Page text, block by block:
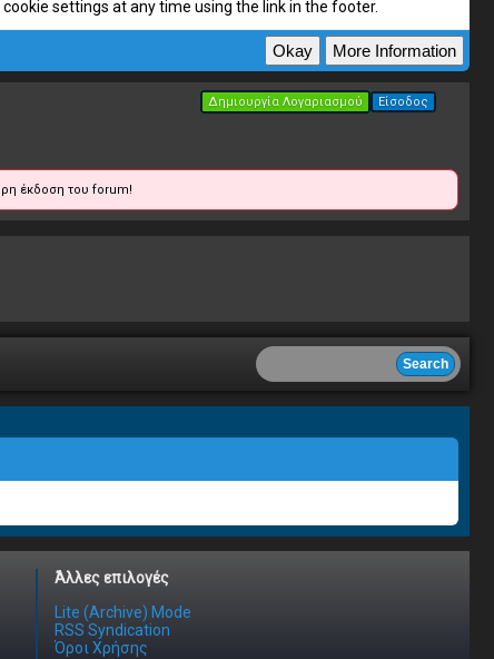
settings at any time using the link in the footer.
Δημιουργία Λογαριασμού Είσοδος
έκδοση του forum!
Άλλες επιλογές
Lite (Archive) Mode
RSS Syndication
Όροι Χρήσης